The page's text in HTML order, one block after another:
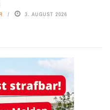
3. AUGUST 2026